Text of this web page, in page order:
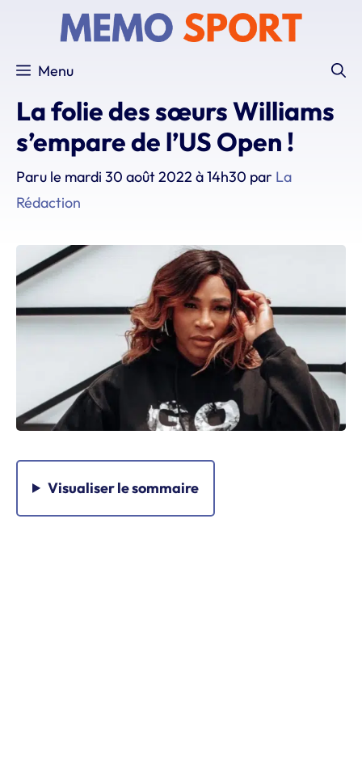
Menu
La folie des sœurs Williams
s’empare de l’US Open !
Paru le mardi 30 août 2022 à 14h30 par La
Rédaction
Visualiserle sommaire